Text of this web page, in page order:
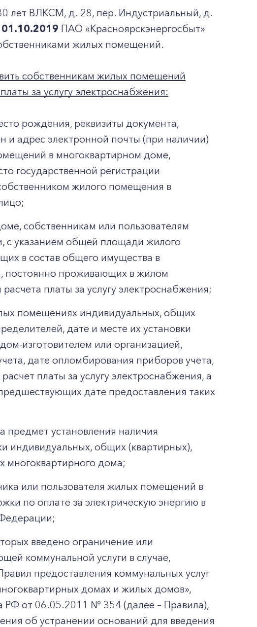
лет ВЛКСМ, д. 28, пер. Индустриальный, д.
01.10.2019 ПАО «Красноярскэнергосбыт»
жилых помещений.
собственникам жилых помещений
за услугу электроснабжения:
рождения, реквизиты документа,
и адрес электронной почты (при наличии)
в многоквартирном доме,
государственной регистрации
жилого помещения в
собственникам или пользователям
с указанием общей площади жилого
в состав общего имущества в
постоянно проживающих в жилом
платы за услугу электроснабжения;
помещениях индивидуальных, общих
дате и месте их установки
изготовителем или организацией,
дате опломбирования приборов учета,
платы за услугу электроснабжения, а
дате предоставления таких
предмет установления наличия
индивидуальных, общих (квартирных),
многоквартирного дома;
или пользователя жилых помещений в
по оплате за электрическую энергию в
введено ограничение или
коммунальной услуги в случае,
предоставления коммунальных услуг
домах и жилых домов»,
РФ от 06.05.2011 № 354 (далее – Правила),
об устранении оснований для введения